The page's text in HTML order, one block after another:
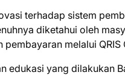
terhadap sistem
diketahui oleh
melalui QRIS
edukasi yang dilakukan